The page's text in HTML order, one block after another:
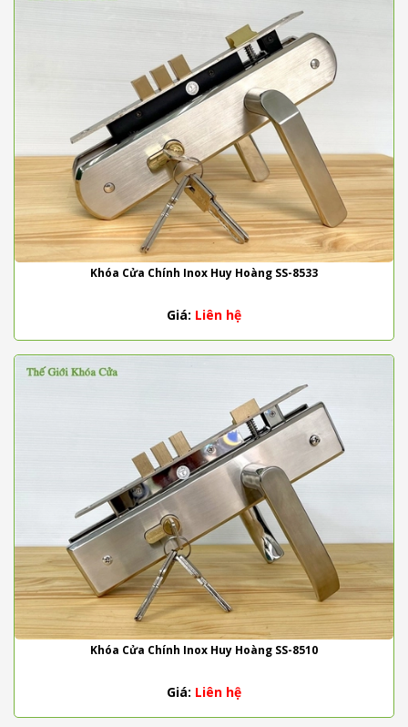
Khóa Cửa Chính Inox Huy Hoàng SS-8533
Giá: Liên hệ
Khóa Cửa Chính Inox Huy Hoàng SS-8510
Giá: Liên hệ